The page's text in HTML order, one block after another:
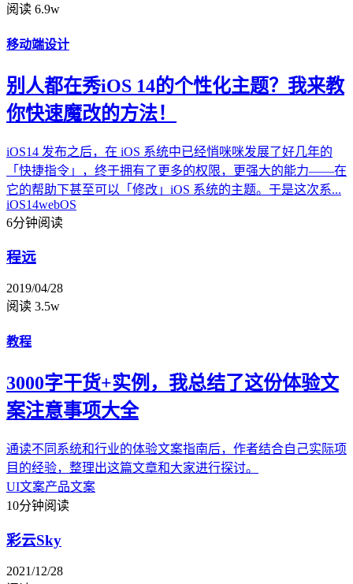
阅读 6.9w
移动端设计
别人都在秀iOS 14的个性化主题？我来教
你快速魔改的方法！
iOS14 发布之后，在 iOS 系统中已经悄咪咪发展了好几年的
「快捷指令」，终于拥有了更多的权限，更强大的能力——在
它的帮助下甚至可以「修改」iOS 系统的主题。于是这次系...
iOS14webOS
6分钟阅读
程远
2019/04/28
阅读 3.5w
教程
3000字干货+实例，我总结了这份体验文
案注意事项大全
通读不同系统和行业的体验文案指南后，作者结合自己实际项
目的经验，整理出这篇文章和大家进行探讨。
UI文案产品文案
10分钟阅读
彩云Sky
2021/12/28